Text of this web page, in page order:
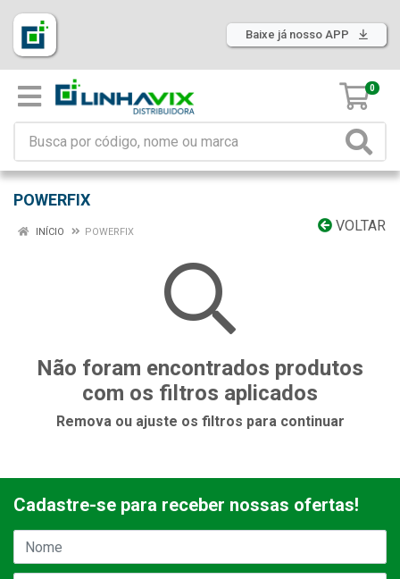
Baixe já nosso APP
0
POWERFIX
VOLTAR
INÍCIO POWERFIX
Não foram encontrados produtos
com os filtros aplicados
Remova ou ajuste os filtros para continuar
Cadastre-se para receber nossas ofertas!